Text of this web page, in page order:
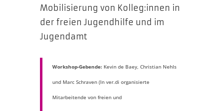
Mobilisierung von Kolleg:innen in
der freien Jugendhilfe und im
Jugendamt
Workshop-Gebende:Kevin de Baey, Christian Nehls
und Marc Schraven (In ver.di organisierte
Mitarbeitende von freien und